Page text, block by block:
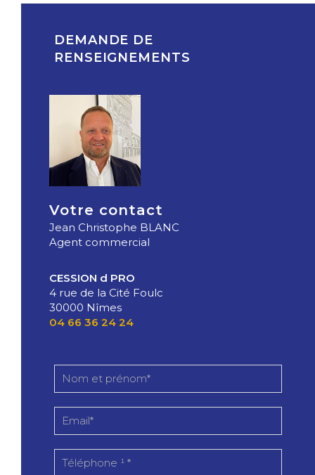
DEMANDE DE
RENSEIGNEMENTS
Votre contact
Jean Christophe BLANC
Agent commercial
CESSION d PRO
4 rue de la Cité Foulc
30000 Nîmes
04 66 36 24 24